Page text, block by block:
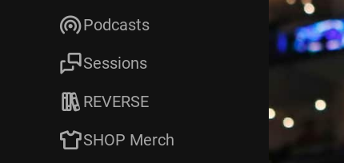
Podcasts
Sessions
REVERSE
SHOP Merch